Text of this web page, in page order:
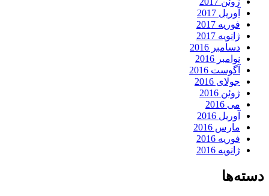
آوریل 2017
فوریه 2017
ژانویه 2017
دسامبر 2016
نوامبر 2016
آگوست 2016
جولای 2016
ژوئن 2016
می 2016
آوریل 2016
مارس 2016
فوریه 2016
ژانویه 2016
دسته‌ها